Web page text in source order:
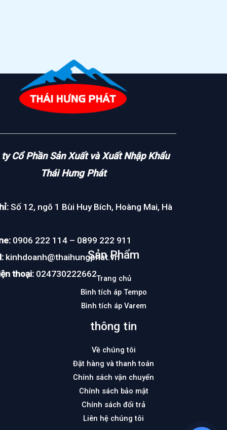
Cổ Phần Sản Xuất và Xuất Nhập Khẩu
Thái Hưng Phát
Số 12, ngõ 1 Bùi Huy Bích, Hoàng Mai, Hà
0906 222 114 – 0899 222 911
kinhdoanh@thaihungphat.vn
thoại: 024730222662
Sản Phẩm
Trang chủ
Bình tích áp Tempo
Bình tích áp Varem
thông tin
Về chúng tôi
Đặt hàng và thanh toán
Chính sách vận chuyển
Chính sách bảo mật
Chính sách đổi trả
Liên hệ chúng tôi